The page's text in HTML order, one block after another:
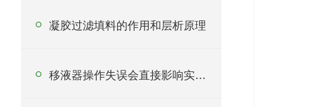
凝胶过滤填料的作用和层析原理
移液器操作失误会直接影响实验数据